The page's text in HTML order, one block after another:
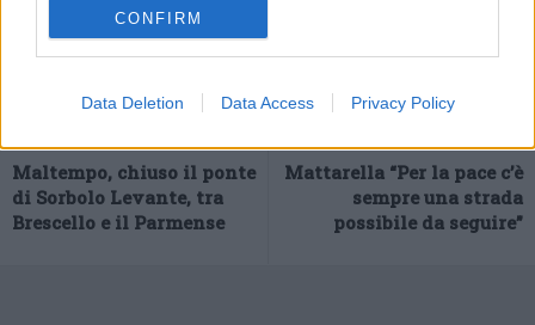
CONFIRM
Data Deletion Data Access Privacy Policy
Maltempo, chiuso il ponte
di Sorbolo Levante, tra
Brescello e il Parmense
Mattarella “Per la pace c’è
sempre una strada
possibile da seguire”